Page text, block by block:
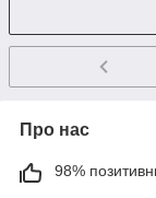
Про нас
98%